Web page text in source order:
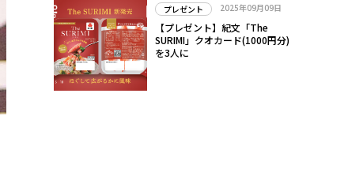
プレゼント 2025年09月09日
【プレゼント】紀文「The
SURIMI」クオカード(1000円分)
を3人に